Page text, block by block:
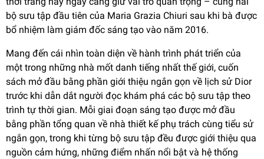
bộ sưu tập đầu tiên của Maria Grazia Chiuri sau khi bà được
bổ nhiệm làm giám đốc sáng tạo vào năm 2016.
Mang đến cái nhìn toàn diện về hành trình phát triển của
một trong những nhà mốt danh tiếng nhất thế giới, cuốn
sách mở đầu bằng phần giới thiệu ngắn gọn về lịch sử Dior
trước khi dẫn dắt người đọc khám phá các bộ sưu tập theo
trình tự thời gian. Mỗi giai đoạn sáng tạo được mở đầu
bằng phần tổng quan về nhà thiết kế phụ trách cùng tiểu sử
ngắn gọn, trong khi từng bộ sưu tập đều được giới thiệu qua
nguồn cảm hứng, những điểm nhấn nổi bật và hệ thống